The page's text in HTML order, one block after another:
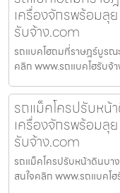
เครื่องจักรพร้อมลุ
รับจ้าง.com
รถแบคโฮถมที่ราษฎร์บูรณ
คลิก www.รถแบคโฮรับจ้
รถแม็คโครปรับหน้
เครื่องจักรพร้อมลุ
รับจ้าง.com
รถแม็คโครปรับหน้าดินบา
สนใจคลิก www.รถแบคโ